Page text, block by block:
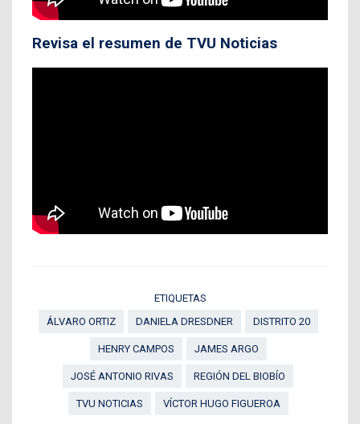
Revisa el resumen de TVU Noticias
ETIQUETAS
ÁLVARO ORTIZ
DANIELA DRESDNER DISTRITO 20
HENRY CAMPOS JAMES ARGO
JOSÉ ANTONIO RIVAS REGIÓN DEL BIOBÍO
TVU NOTICIAS VÍCTOR HUGO FIGUEROA